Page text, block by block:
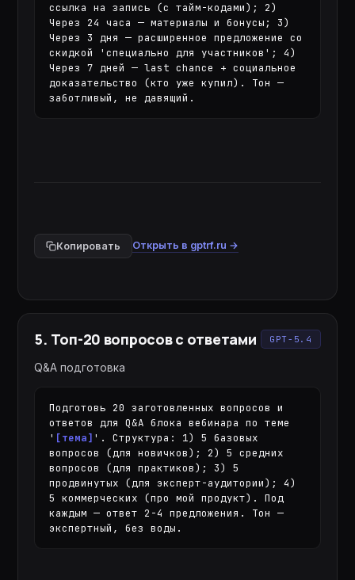
ссылка на запись (с тайм-кодами); 2)
Через 24 часа — материалы и бонусы; 3)
Через 3 дня — расширенное предложение со
скидкой 'специально для участников'; 4)
Через 7 дней — last chance + социальное
доказательство (кто уже купил). Тон —
заботливый, не давящий.
Копировать Открыть в gptrf.ru →
5. Топ-20 вопросов с ответами GPT-5.4
Q&A подготовка
Подготовь 20 заготовленных вопросов и
ответов для Q&A блока вебинара по теме
' [тема] '. Структура: 1) 5 базовых
вопросов (для новичков); 2) 5 средних
вопросов (для практиков); 3) 5
продвинутых (для эксперт-аудитории); 4)
5 коммерческих (про мой продукт). Под
каждым — ответ 2-4 предложения. Тон —
экспертный, без воды.